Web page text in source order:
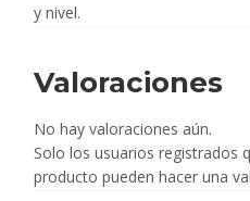
y nivel.
Valoraciones
No hay valoraciones aún.
Solo los usuarios registrados
producto pueden hacer una